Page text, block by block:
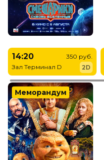
14:20
Зал Терминал D
350 руб.
2D
Меморандум